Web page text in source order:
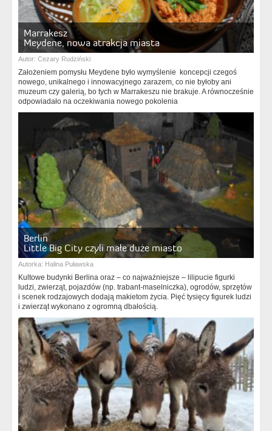
Marrakesz
Meydene, nowa atrakcja miasta
Autor: Cezary Rudziński
Założeniem pomysłu Meydene było wymyślenie koncepcji czegoś
nowego, unikalnego i innowacyjnego zarazem, co nie byłoby ani
muzeum czy galerią, bo tych w Marrakeszu nie brakuje. A równocześnie
odpowiadało na oczekiwania nowego pokolenia
Berlin
Little Big City czyli małe duże miasto
Autorka: Halina Puławska
Kultowe budynki Berlina oraz – co najważniejsze – lilipucie figurki
ludzi, zwierząt, pojazdów (np. trabant-maselniczka), ogrodów, sprzętów
i scenek rodzajowych dodają makietom życia. Pięć tysięcy figurek ludzi
i zwierząt wykonano z ogromną dbałością.